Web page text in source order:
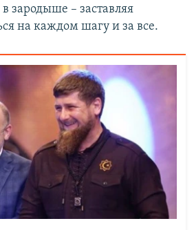
зародыше – заставляя
на каждом шагу и за все.